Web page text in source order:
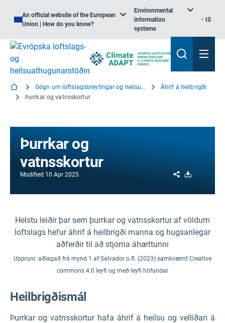
An official website of the European
Union | How do you know?
Environmental
information
systems
IS
Gögn um loftslagsbreytingar og heilsufar
Áhrif á heilbrigði
Þurrkar og vatnsskortur
Þurrkar og
vatnsskortur
Modified 10 Apr 2025 Share
Helstu leiðir þar sem þurrkar og vatnsskortur af völdum
loftslags hefur áhrif á heilbrigði manna og hugsanlegar
aðferðir til að stjórna áhættunni
Uppruni: aðlagað frá mynd 1 af Salvador o.fl. (2023) samkvæmt Creative
commons 4.0 leyfi og með leyfi höfundar
Heilbrigðismál
Þurrkar og vatnsskortur hafa áhrif á heilsu og vellíðan á